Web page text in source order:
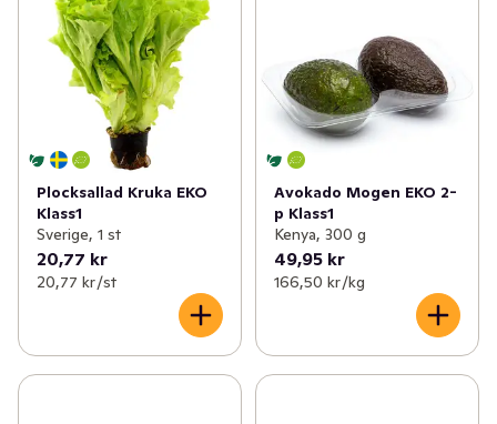
Plocksallad Kruka EKO
Klass1
Sverige, 1 st
20,77 kr
20,77 kr /st
Avokado Mogen EKO 2-
p Klass1
Kenya, 300 g
49,95 kr
166,50 kr /kg